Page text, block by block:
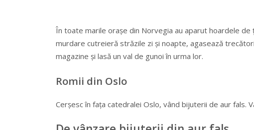
În toate marile orașe din Norvegia au aparut hoardele
murdare cutreieră străzile zi și noapte, agasează
magazine și lasă un val de gunoi în urma lor.
Romii din Oslo
Cerșesc în fața catedralei Oslo, vând bijuterii de aur fals.